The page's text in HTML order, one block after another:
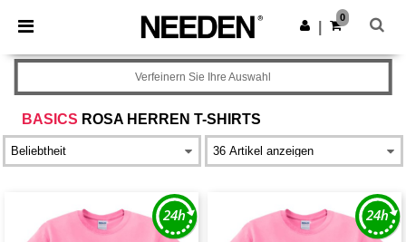
× Needen App
Bessere Preise in der App!
App holen
0
BASICS ROSA HERREN T-SHIRTS
Verfeinern Sie Ihre Auswahl